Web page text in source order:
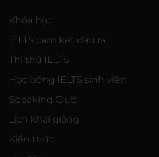
Khóa học
IELTS cam kết đầu ra
Thi thử IELTS
Học bổng IELTS sinh viên
Speaking Club
Lịch khai giảng
Kiến thức